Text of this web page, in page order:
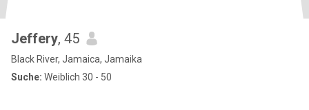
Jeffery, 45
Black River, Jamaica, Jamaika
Suche: Weiblich 30 - 50